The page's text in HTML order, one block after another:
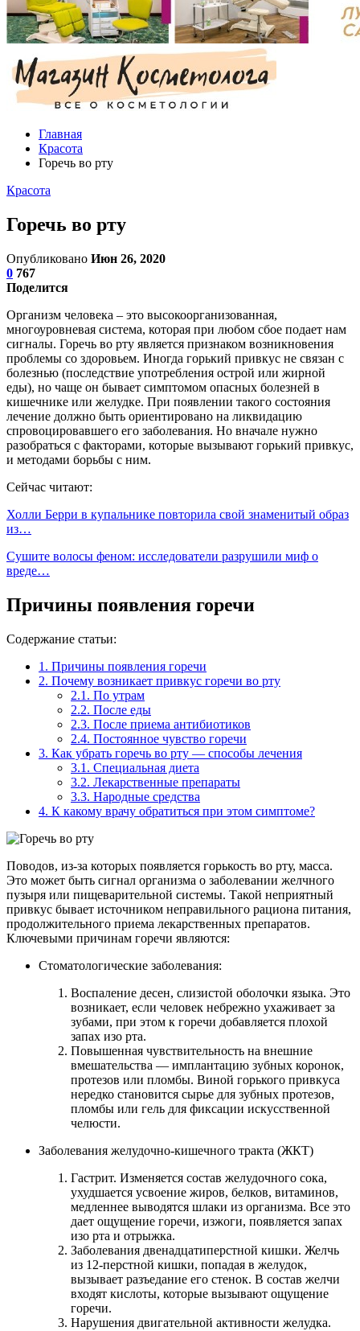
Главная
Красота
Горечь во рту
Красота
Горечь во рту
Опубликовано Июн 26, 2020
0 767
Поделится
Организм человека – это высокоорганизованная,
многоуровневая система, которая при любом сбое подает нам
сигналы. Горечь во рту является признаком возникновения
проблемы со здоровьем. Иногда горький привкус не связан с
болезнью (последствие употребления острой или жирной
еды), но чаще он бывает симптомом опасных болезней в
кишечнике или желудке. При появлении такого состояния
лечение должно быть ориентировано на ликвидацию
спровоцировавшего его заболевания. Но вначале нужно
разобраться с факторами, которые вызывают горький привкус,
и методами борьбы с ним.
Сейчас читают:
Холли Берри в купальнике повторила свой знаменитый образ
из…
Сушите волосы феном: исследователи разрушили миф о
вреде…
Причины появления горечи
Содержание статьи:
1. Причины появления горечи
2. Почему возникает привкус горечи во рту
2.1. По утрам
2.2. После еды
2.3. После приема антибиотиков
2.4. Постоянное чувство горечи
3. Как убрать горечь во рту — способы лечения
3.1. Специальная диета
3.2. Лекарственные препараты
3.3. Народные средства
4. К какому врачу обратиться при этом симптоме?
Поводов, из-за которых появляется горькость во рту, масса.
Это может быть сигнал организма о заболевании желчного
пузыря или пищеварительной системы. Такой неприятный
привкус бывает источником неправильного рациона питания,
продолжительного приема лекарственных препаратов.
Ключевыми причинам горечи являются:
Стоматологические заболевания:
Воспаление десен, слизистой оболочки языка. Это
возникает, если человек небрежно ухаживает за
зубами, при этом к горечи добавляется плохой
запах изо рта.
Повышенная чувствительность на внешние
вмешательства — имплантацию зубных коронок,
протезов или пломбы. Виной горького привкуса
нередко становится сырье для зубных протезов,
пломбы или гель для фиксации искусственной
челюсти.
Заболевания желудочно-кишечного тракта (ЖКТ)
Гастрит. Изменяется состав желудочного сока,
ухудшается усвоение жиров, белков, витаминов,
медленнее выводятся шлаки из организма. Все это
дает ощущение горечи, изжоги, появляется запах
изо рта и отрыжка.
Заболевания двенадцатиперстной кишки. Желчь
из 12-перстной кишки, попадая в желудок,
вызывает разъедание его стенок. В состав желчи
входят кислоты, которые вызывают ощущение
горечи.
Нарушения двигательной активности желудка.